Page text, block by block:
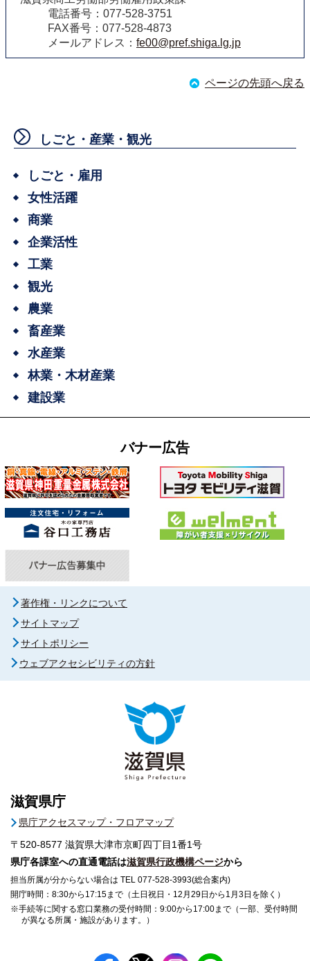
電話番号：077-528-3751
FAX番号：077-528-4873
メールアドレス： fe00@pref.shiga.lg.jp
ページの先頭へ戻る
しごと・産業・観光
しごと・雇用
女性活躍
商業
企業活性
工業
観光
農業
畜産業
水産業
林業・木材産業
建設業
バナー広告
著作権・リンクについて
サイトマップ
サイトポリシー
ウェブアクセシビリティの方針
滋賀県庁
県庁アクセスマップ・フロアマップ
〒520-8577 滋賀県大津市京町四丁目1番1号
県庁各課室への直通電話は滋賀県行政機構ページから
担当所属が分からない場合は TEL 077-528-3993(総合案内)
開庁時間：8:30から17:15まで（土日祝日・12月29日から1月3日を除く）
※手続等に関する窓口業務の受付時間：9:00から17:00まで（一部、受付時間
が異なる所属・施設があります。）